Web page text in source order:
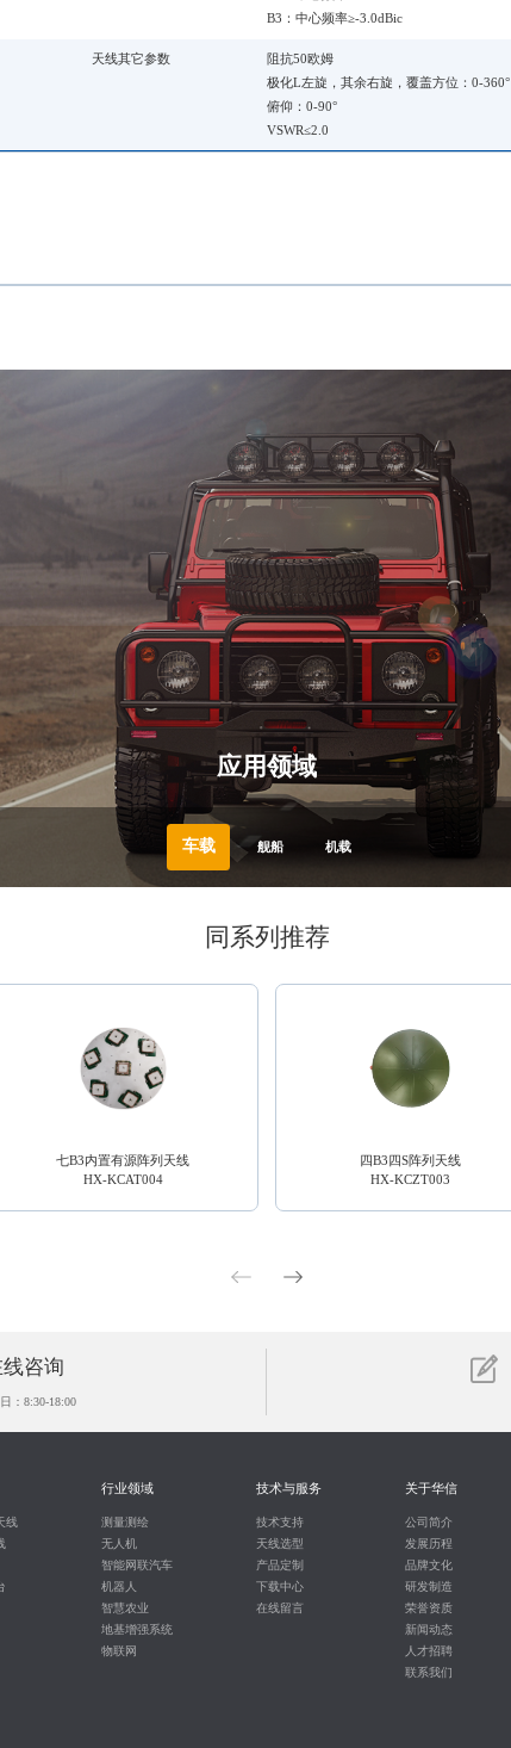
B3：中心频率≥-3.0dBic
天线其它参数
阻抗50欧姆
极化L左旋，其余右旋，覆盖方位：0-360°
俯仰：0-90°
VSWR≤2.0
应用领域
车载 舰船 机载
同系列推荐
七B3内置有源阵列天线
HX-KCAT004
四B3四S阵列天线
HX-KCZT003
咨询
：8:30-18:00
线
行业领域
测量测绘
无人机
智能网联汽车
机器人
智慧农业
地基增强系统
物联网
技术与服务
技术支持
天线选型
产品定制
下载中心
在线留言
关于华信
公司简介
发展历程
品牌文化
研发制造
荣誉资质
新闻动态
人才招聘
联系我们